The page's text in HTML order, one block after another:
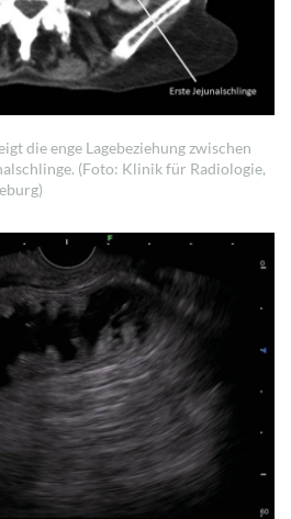
die enge Lagebeziehung zwischen
(Foto: Klinik für Radiologie,